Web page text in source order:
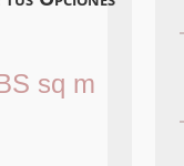
sq m